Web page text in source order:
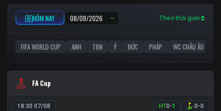
HÔM NAY Theo thời gian
FIFA WORLD CUP ANH TBN Ý ĐỨC PHÁP WC CHÂU ÂU
FA Cup
18:30 07/08 HT0-1 0-0